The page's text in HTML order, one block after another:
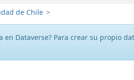
de Chile >
en Dataverse? Para crear su propio